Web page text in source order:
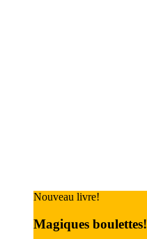
Nouveau livre!
Magiques boulettes!